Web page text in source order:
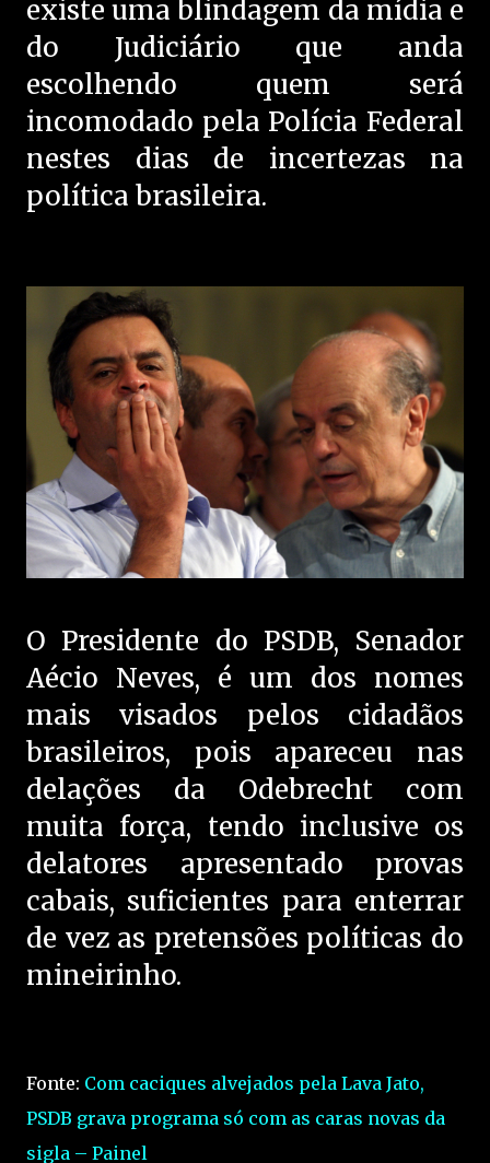
existe uma blindagem da mídia e
do Judiciário que anda
escolhendo quem será
incomodado pela Polícia Federal
nestes dias de incertezas na
política brasileira.
O Presidente do PSDB, Senador
Aécio Neves, é um dos nomes
mais visados pelos cidadãos
brasileiros, pois apareceu nas
delações da Odebrecht com
muita força, tendo inclusive os
delatores apresentado provas
cabais, suficientes para enterrar
de vez as pretensões políticas do
mineirinho.
Fonte: Com caciques alvejados pela Lava Jato,
PSDB grava programa só com as caras novas da
sigla – Painel